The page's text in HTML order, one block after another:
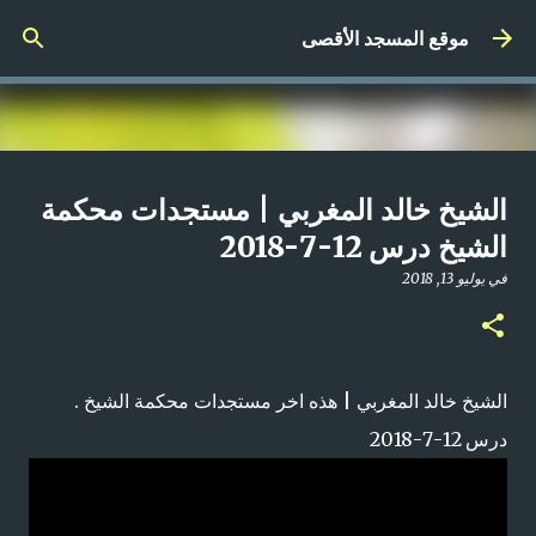
التخطي إلى المحتوى الرئيسيموقع المسجد الأقصى
صلاة المغرب مباشر من المسجد
الأقصى المبارك | الاثنين 21-4-2025م
فيأبريل 21, 2025
الشيخ خالد المغربي | مستجدات محكمة
الشيخ درس 12-7-2018
في يوليو 13, 2018
الشيخ خالد المغربي | هذه اخر مستجدات محكمة الشيخ .
درس 12-7-2018